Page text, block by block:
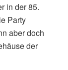
in der 85.
Party
aber doch
der